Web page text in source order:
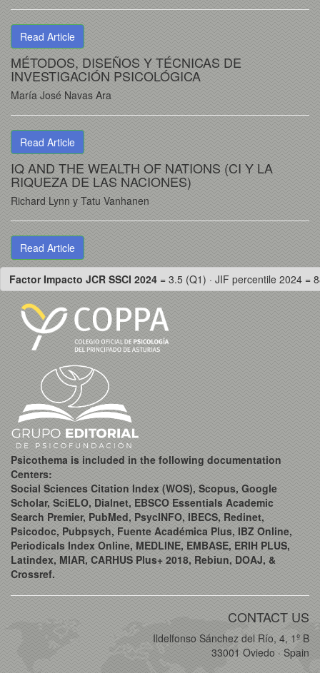
Read Article
MÉTODOS, DISEÑOS Y TÉCNICAS DE
INVESTIGACIÓN PSICOLÓGICA
María José Navas Ara
Read Article
IQ AND THE WEALTH OF NATIONS (CI Y LA
RIQUEZA DE LAS NACIONES)
Richard Lynn y Tatu Vanhanen
Read Article
Factor Impacto JCR SSCI 2024 = 3.5 (Q1) · JIF percentile 2024 =
Psicothema is included in the following documentation
Centers:
Social Sciences Citation Index (WOS), Scopus, Google
Scholar, SciELO, Dialnet, EBSCO Essentials Academic
Search Premier, PubMed, PsycINFO, IBECS, Redinet,
Psicodoc, Pubpsych, Fuente Académica Plus, IBZ Online,
Periodicals Index Online, MEDLINE, EMBASE, ERIH PLUS,
Latindex, MIAR, CARHUS Plus+ 2018, Rebiun, DOAJ, &
Crossref.
CONTACT US
Ildelfonso Sánchez del Río, 4, 1º B
33001 Oviedo · Spain